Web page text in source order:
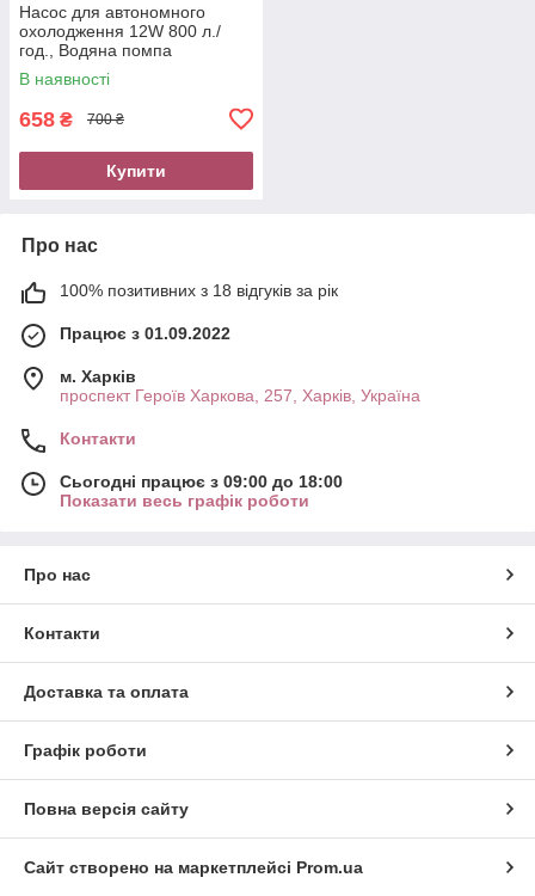
Насос для автономного
охолодження 12W 800 л./
год., Водяна помпа
універсальна, компресор для
перекачування води
В наявності
658 ₴ 700 ₴
Купити
Про нас
100% позитивних з 18 відгуків за рік
Працює з 01.09.2022
м. Харків
проспект Героїв Харкова, 257, Харків, Україна
Контакти
Сьогодні працює з 09:00 до 18:00
Показати весь графік роботи
Про нас
Контакти
Доставка та оплата
Графік роботи
Повна версія сайту
Сайт створено на маркетплейсі Prom.ua